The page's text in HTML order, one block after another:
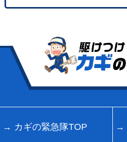
カギの緊急隊TOP